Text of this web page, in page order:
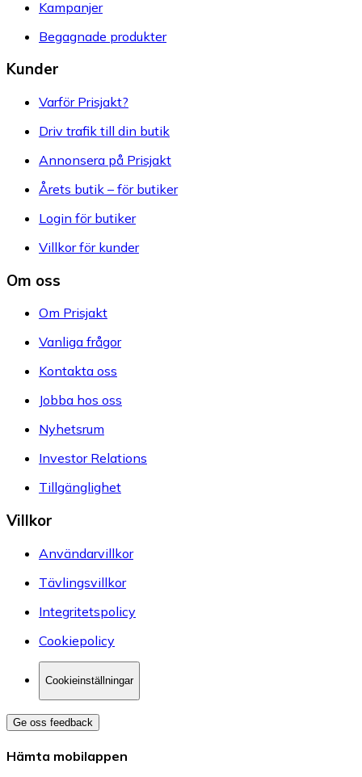
Kampanjer
Begagnade produkter
Kunder
Varför Prisjakt?
Driv trafik till din butik
Annonsera på Prisjakt
Årets butik – för butiker
Login för butiker
Villkor för kunder
Om oss
Om Prisjakt
Vanliga frågor
Kontakta oss
Jobba hos oss
Nyhetsrum
Investor Relations
Tillgänglighet
Villkor
Användarvillkor
Tävlingsvillkor
Integritetspolicy
Cookiepolicy
Cookieinställningar
Ge oss feedback
Hämta mobilappen